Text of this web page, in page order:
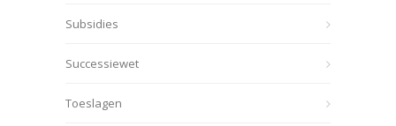
Subsidies
Successiewet
Toeslagen